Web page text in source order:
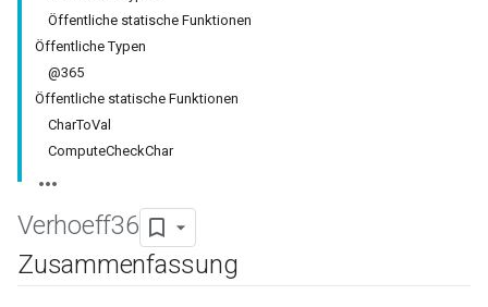
Öffentliche statische Funktionen
Öffentliche Typen
@365
Öffentliche statische Funktionen
CharToVal
ComputeCheckChar
Verhoeff36
Zusammenfassung